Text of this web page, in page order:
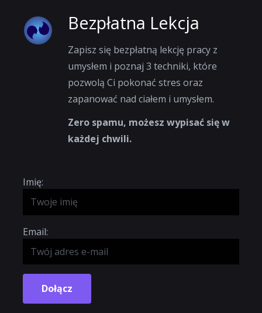
Bezpłatna Lekcja
Zapisz się bezpłatną lekcję pracy z
umysłem i poznaj 3 techniki, które
pozwolą Ci pokonać stres oraz
zapanować nad ciałem i umysłem.
Zero spamu, możesz wypisać się w
każdej chwili.
Imię:
Email:
Dołącz